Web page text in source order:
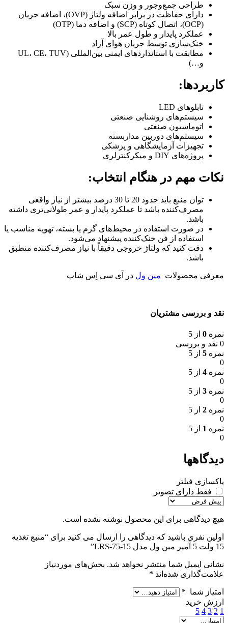
طراحی جمع‌وجور و وزن سبک
دارای حفاظت در برابر اضافه ولتاژ (OVP)، اضافه جریان
(OCP)، اتصال کوتاه (SCP) و اضافه دما (OTP)
عملکرد پایدار و طول عمر بالا
خنک‌سازی توسط جریان هوای آزاد
مطابقت با استانداردهای ایمنی بین‌المللی (UL، CE، TUV
و…)
کاربردها:
تابلوهای LED
سیستم‌های روشنایی صنعتی
اتوماسیون صنعتی
سیستم‌های دوربین مداربسته
تجهیزات آزمایشگاهی و پزشکی
پروژه‌های DIY و میکرکنترلری
نکات مهم در هنگام انتخاب:
توان منبع باید حدود 20 تا 30 درصد بیشتر از نیاز واقعی
مصرف‌کننده باشد تا عملکرد پایدار و عمر طولانی‌تری داشته
باشد.
در صورت استفاده در محیط‌های گرم یا بسته، تهویه مناسب یا
استفاده از فن خنک‌کننده پیشنهاد می‌شود.
دقت کنید که ولتاژ خروجی دقیقاً با نیاز مصرف‌کننده منطبق
باشد.
معرفی محصولات مین ول در آی سی اِس شاپ
نقد و بررسی مشتریان
نمره 0 از 5
0 نقد و بررسی
نمره 5 از 5
0
نمره 4 از 5
0
نمره 3 از 5
0
نمره 2 از 5
0
نمره 1 از 5
0
دیدگاهها
پاکسازی فیلتر
فقط دارای تصویر
هیچ دیدگاهی برای این محصول نوشته نشده است.
اولین نفری باشید که دیدگاهی را ارسال می کنید برای “منبع تغذیه
15 ولت 5 آمپر مین ول مدل LRS-75-15”
نشانی ایمیل شما منتشر نخواهد شد. بخش‌های موردنیاز
علامت‌گذاری شده‌اند *
امتیاز شما *
ارزش خرید
1
2
3
4
5